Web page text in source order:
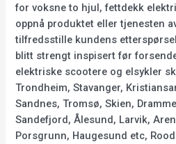
for voksne to hjul, fettdekk
oppnå produktet eller tjenesten
tilfredsstille kundens
blitt strengt inspisert før
elektriske scootere og elsykler
Trondheim, Stavanger,
Sandnes, Tromsø, Skien,
Sandefjord, Ålesund, Larvik,
Porsgrunn, Haugesund etc,